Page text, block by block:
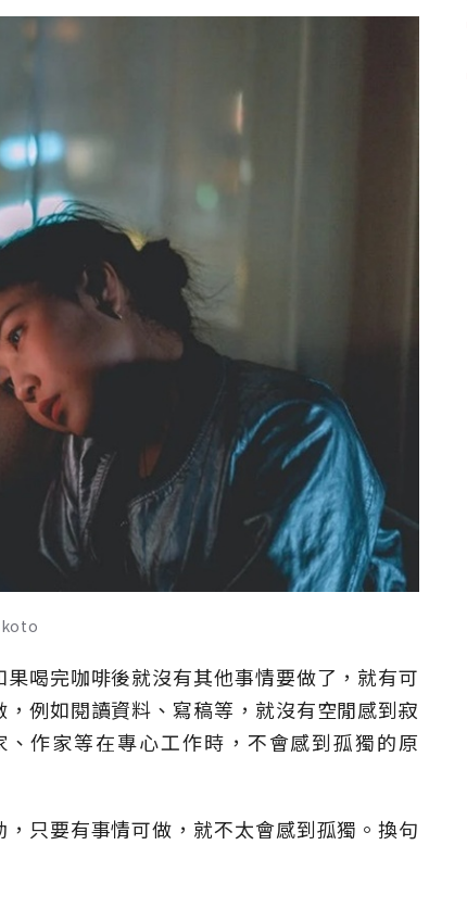
喝完咖啡後就沒有其他事情要做了，就有可
例如閱讀資料、寫稿等，就沒有空閒感到寂
作家等在專心工作時，不會感到孤獨的原
只要有事情可做，就不太會感到孤獨。換句